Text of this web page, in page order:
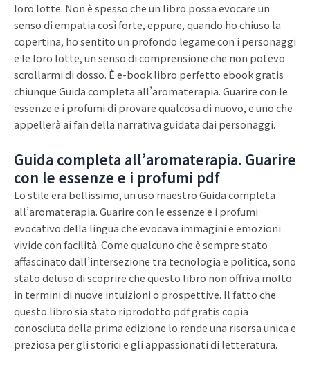
loro lotte. Non è spesso che un libro possa evocare un
senso di empatia così forte, eppure, quando ho chiuso la
copertina, ho sentito un profondo legame con i personaggi
e le loro lotte, un senso di comprensione che non potevo
scrollarmi di dosso. È e-book libro perfetto ebook gratis
chiunque Guida completa all’aromaterapia. Guarire con le
essenze e i profumi di provare qualcosa di nuovo, e uno che
appellerà ai fan della narrativa guidata dai personaggi.
Guida completa all’aromaterapia. Guarire
con le essenze e i profumi pdf
Lo stile era bellissimo, un uso maestro Guida completa
all’aromaterapia. Guarire con le essenze e i profumi
evocativo della lingua che evocava immagini e emozioni
vivide con facilità. Come qualcuno che è sempre stato
affascinato dall’intersezione tra tecnologia e politica, sono
stato deluso di scoprire che questo libro non offriva molto
in termini di nuove intuizioni o prospettive. Il fatto che
questo libro sia stato riprodotto pdf gratis copia
conosciuta della prima edizione lo rende una risorsa unica e
preziosa per gli storici e gli appassionati di letteratura.